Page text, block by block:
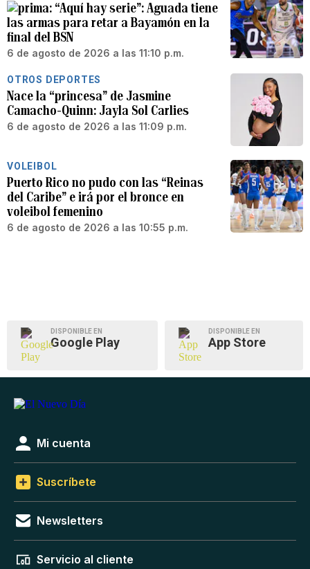
“Aquí hay serie”: Aguada tiene
las armas para retar a Bayamón en la
final del BSN
6 de agosto de 2026 a las 11:10 p.m.
OTROS DEPORTES
Nace la “princesa” de Jasmine
Camacho-Quinn: Jayla Sol Carlies
6 de agosto de 2026 a las 11:09 p.m.
VOLEIBOL
Puerto Rico no pudo con las “Reinas
del Caribe” e irá por el bronce en
voleibol femenino
6 de agosto de 2026 a las 10:55 p.m.
DISPONIBLE EN
Google Play
DISPONIBLE EN
App Store
Mi cuenta
Suscríbete
Newsletters
Servicio al cliente